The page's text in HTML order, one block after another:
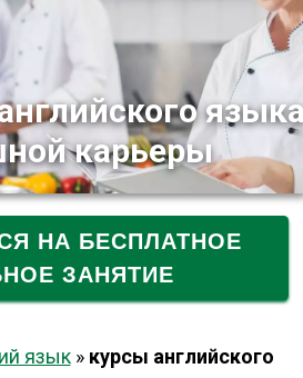
карьеры
НА БЕСПЛАТНОЕ
ЗАНЯТИЕ
язык» курсы английского